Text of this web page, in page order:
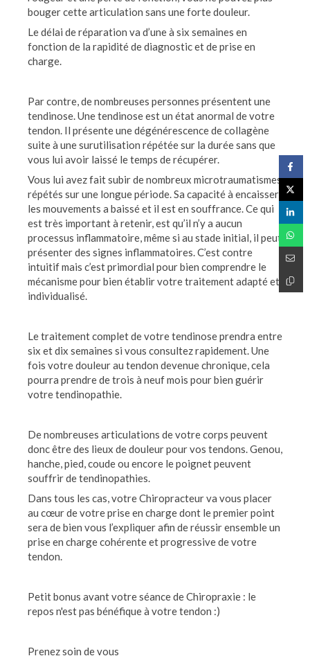
bouger cette articulation sans une forte douleur.
Le délai de réparation va d’une à six semaines en
fonction de la rapidité de diagnostic et de prise en
charge.
Par contre, de nombreuses personnes présentent une
tendinose. Une tendinose est un état anormal de votre
tendon. Il présente une dégénérescence de collagène
suite à une surutilisation répétée sur la durée sans que
vous lui avoir laissé le temps de récupérer.
Vous lui avez fait subir de nombreux microtraumatismes
répétés sur une longue période. Sa capacité à encaisser
les mouvements a baissé et il est en souffrance. Ce qui
est très important à retenir, est qu’il n’y a aucun
processus inflammatoire, même si au stade initial, il peut
présenter des signes inflammatoires. C’est contre
intuitif mais c’est primordial pour bien comprendre le
mécanisme pour bien établir votre traitement adapté et
individualisé.
Le traitement complet de votre tendinose prendra entre
six et dix semaines si vous consultez rapidement. Une
fois votre douleur au tendon devenue chronique, cela
pourra prendre de trois à neuf mois pour bien guérir
votre tendinopathie.
De nombreuses articulations de votre corps peuvent
donc être des lieux de douleur pour vos tendons. Genou,
hanche, pied, coude ou encore le poignet peuvent
souffrir de tendinopathies.
Dans tous les cas, votre Chiropracteur va vous placer
au cœur de votre prise en charge dont le premier point
sera de bien vous l’expliquer afin de réussir ensemble un
prise en charge cohérente et progressive de votre
tendon.
Petit bonus avant votre séance de Chiropraxie : le
repos n'est pas bénéfique à votre tendon :)
Prenez soin de vous